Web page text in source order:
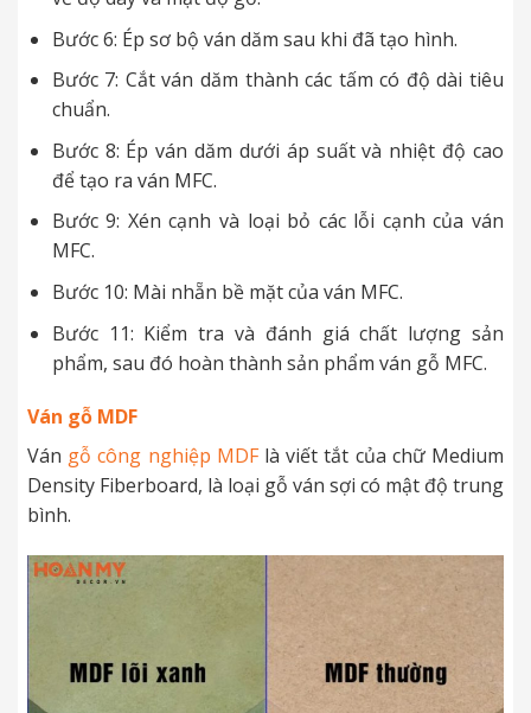
Bước 6: Ép sơ bộ ván dăm sau khi đã tạo hình.
Bước 7: Cắt ván dăm thành các tấm có độ dài tiêu
chuẩn.
Bước 8: Ép ván dăm dưới áp suất và nhiệt độ cao
để tạo ra ván MFC.
Bước 9: Xén cạnh và loại bỏ các lỗi cạnh của ván
MFC.
Bước 10: Mài nhẵn bề mặt của ván MFC.
Bước 11: Kiểm tra và đánh giá chất lượng sản
phẩm, sau đó hoàn thành sản phẩm ván gỗ MFC.
Ván gỗ MDF
Ván gỗ công nghiệp MDFlà viết tắt của chữ Medium
Density Fiberboard, là loại gỗ ván sợi có mật độ trung
bình.